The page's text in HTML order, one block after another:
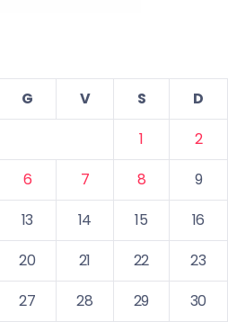
G V S
D
1
2
6 7 8
9
13 14 15
16
20 21 22
23
27 28 29
30